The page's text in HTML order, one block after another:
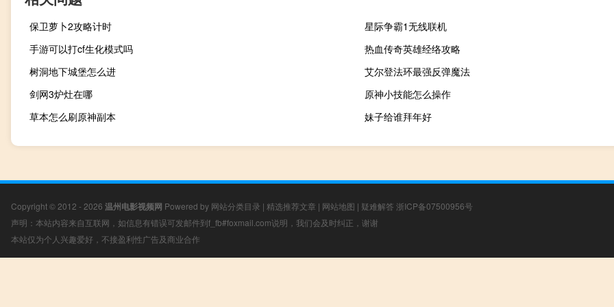
保卫萝卜2攻略计时
星际争霸1无线联机
手游可以打cf生化模式吗
热血传奇英雄经络攻略
树洞地下城堡怎么进
艾尔登法环最强反弹魔法
剑网3炉灶在哪
原神小技能怎么操作
草本怎么刷原神副本
妹子给谁拜年好
Copyright © 2012 - 2026 温州电影视频网 Powered by 网站分类目录 | 精选推荐文章 | 网站地图 | 疑难解答 浙ICP备07500956号
声明：本站内容来自互联网，如信息有错误可发邮件到f_fb#foxmail.com说明，我们会及时纠正，谢谢
本站仅为个人兴趣爱好，不接盈利性广告及商业合作